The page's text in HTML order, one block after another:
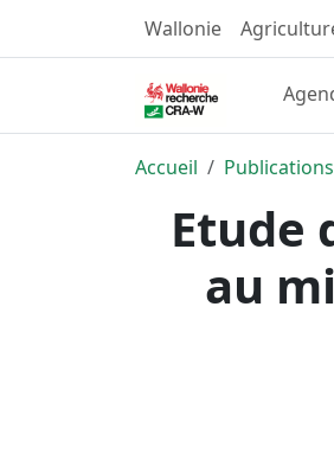
Wallonie
Accueil Publications
Etude
au